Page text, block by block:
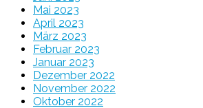
Mai 2023
April 2023
März 2023
Februar 2023
Januar 2023
Dezember 2022
November 2022
Oktober 2022